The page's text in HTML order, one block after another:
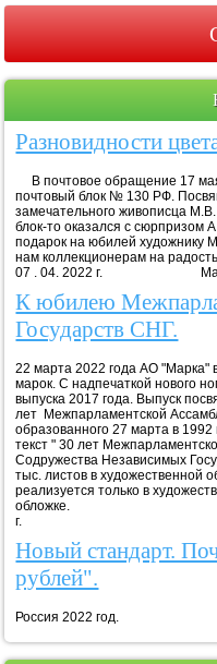
Разновидности
В почтовое обращение 17
почтовый блок № 130 РФ.
замечательного живописца
блок-то оказался с
подарок на юбилей художнику
нам
07 . 04. 2022 г. Марка
К юбилею
Государств СНГ.
22 марта 2022 года АО "Марка"
марок. С надпечаткой нового
выпуска 2017 года. Выпуск
лет Межпарламентской
образованного 27 марта в
текст " 30 лет
Содружества Независимых
тыс. листов в художественной
реализуется только в
обложке.
г.
Новый стандарт.
рублей".
Россия 2022 год.